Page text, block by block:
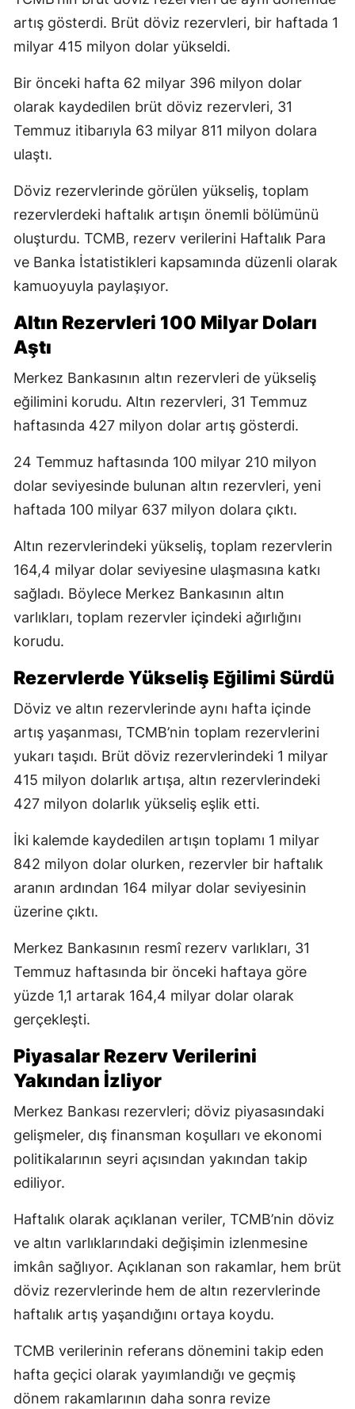
artış gösterdi. Brüt döviz rezervleri, bir haftada 1
milyar 415 milyon dolar yükseldi.
Bir önceki hafta 62 milyar 396 milyon dolar
olarak kaydedilen brüt döviz rezervleri, 31
Temmuz itibarıyla 63 milyar 811 milyon dolara
ulaştı.
Döviz rezervlerinde görülen yükseliş, toplam
rezervlerdeki haftalık artışın önemli bölümünü
oluşturdu. TCMB, rezerv verilerini Haftalık Para
ve Banka İstatistikleri kapsamında düzenli olarak
kamuoyuyla paylaşıyor.
Altın Rezervleri 100 Milyar Doları
Aştı
Merkez Bankasının altın rezervleri de yükseliş
eğilimini korudu. Altın rezervleri, 31 Temmuz
haftasında 427 milyon dolar artış gösterdi.
24 Temmuz haftasında 100 milyar 210 milyon
dolar seviyesinde bulunan altın rezervleri, yeni
haftada 100 milyar 637 milyon dolara çıktı.
Altın rezervlerindeki yükseliş, toplam rezervlerin
164,4 milyar dolar seviyesine ulaşmasına katkı
sağladı. Böylece Merkez Bankasının altın
varlıkları, toplam rezervler içindeki ağırlığını
korudu.
Rezervlerde Yükseliş Eğilimi Sürdü
Döviz ve altın rezervlerinde aynı hafta içinde
artış yaşanması, TCMB’nin toplam rezervlerini
yukarı taşıdı. Brüt döviz rezervlerindeki 1 milyar
415 milyon dolarlık artışa, altın rezervlerindeki
427 milyon dolarlık yükseliş eşlik etti.
İki kalemde kaydedilen artışın toplamı 1 milyar
842 milyon dolar olurken, rezervler bir haftalık
aranın ardından 164 milyar dolar seviyesinin
üzerine çıktı.
Merkez Bankasının resmî rezerv varlıkları, 31
Temmuz haftasında bir önceki haftaya göre
yüzde 1,1 artarak 164,4 milyar dolar olarak
gerçekleşti.
Piyasalar Rezerv Verilerini
Yakından İzliyor
Merkez Bankası rezervleri; döviz piyasasındaki
gelişmeler, dış finansman koşulları ve ekonomi
politikalarının seyri açısından yakından takip
ediliyor.
Haftalık olarak açıklanan veriler, TCMB’nin döviz
ve altın varlıklarındaki değişimin izlenmesine
imkân sağlıyor. Açıklanan son rakamlar, hem brüt
döviz rezervlerinde hem de altın rezervlerinde
haftalık artış yaşandığını ortaya koydu.
TCMB verilerinin referans dönemini takip eden
hafta geçici olarak yayımlandığı ve geçmiş
dönem rakamlarının daha sonra revize